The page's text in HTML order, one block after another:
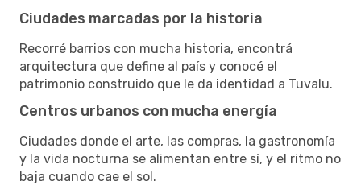
Ciudades marcadas por la historia
Recorré barrios con mucha historia, encontrá
arquitectura que define al país y conocé el
patrimonio construido que le da identidad a Tuvalu.
Centros urbanos con mucha energía
Ciudades donde el arte, las compras, la gastronomía
y la vida nocturna se alimentan entre sí, y el ritmo no
baja cuando cae el sol.